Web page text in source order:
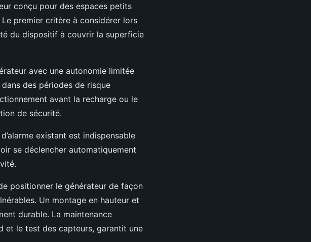
conçu pour des espaces petits
premier critère à considérer lors
du dispositif à couvrir la superficie
avec une autonomie limitée
des périodes de risque
avant la recharge ou le
de sécurité.
existant est indispensable
se déclencher automatiquement
positionner le générateur de façon
Un montage en hauteur et
durable. La maintenance
et le test des capteurs, garantit une